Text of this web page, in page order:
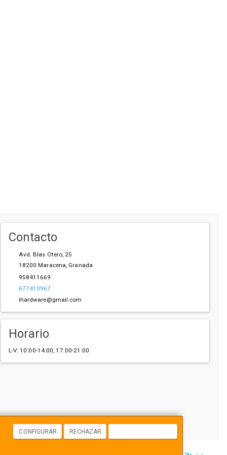
CONFIGURAR RECHAZAR
Contacto
Avd. Blas Otero, 25
18200 Maracena, Granada
958411669
677410967
ihardware@gmail.com
Horario
L-V: 10:00-14:00, 17:00-21:00